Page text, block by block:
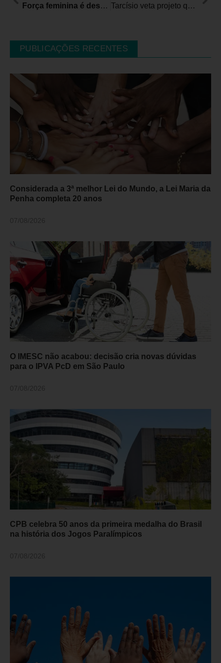
Força feminina é destaque em time misto de Rugby em Cadeira de Rodas da ADEACAMP Tarcísio veta projeto que ampliaria número de profissionais para perícia de PcD no IMESC
PUBLICAÇÕES RECENTES
Considerada a 3ª melhor Lei do Mundo, a Lei Maria da
Penha completa 20 anos
O IMESC não acabou: decisão cria novas dúvidas
para o IPVA PcD em São Paulo
CPB celebra 50 anos da primeira medalha do Brasil
na história dos Jogos Paralímpicos